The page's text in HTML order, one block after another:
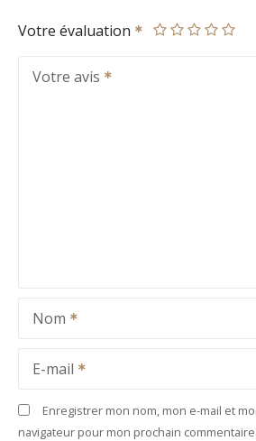
Votre évaluation
Votre avis
Nom
E-mail
Enregistrer mon nom, mon e-mail et
navigateur pour mon prochain commentaire.